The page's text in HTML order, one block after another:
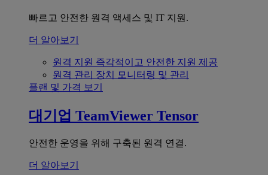
빠르고 안전한 원격 액세스 및 IT 지원.
더 알아보기
원격 지원 즉각적이고 안전한 지원 제공
원격 관리 장치 모니터링 및 관리
플랜 및 가격 보기
대기업 TeamViewer Tensor
안전한 운영을 위해 구축된 원격 연결.
더 알아보기